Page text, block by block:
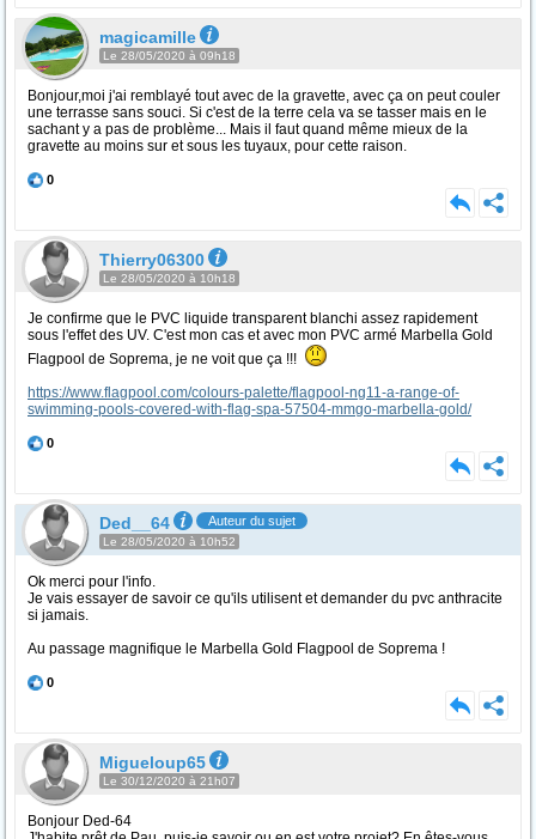
magicamille
Le 28/05/2020 à 09h18
Bonjour,moi j'ai remblayé tout avec de la gravette, avec ça on peut couler
une terrasse sans souci. Si c'est de la terre cela va se tasser mais en le
sachant y a pas de problème... Mais il faut quand même mieux de la
gravette au moins sur et sous les tuyaux, pour cette raison.
0
Thierry06300
Le 28/05/2020 à 10h18
Je confirme que le PVC liquide transparent blanchi assez rapidement
sous l'effet des UV. C'est mon cas et avec mon PVC armé Marbella Gold
Flagpool de Soprema, je ne voit que ça !!!
https://www.flagpool.com/colours-palette/flagpool-ng11-a-range-of-
swimming-pools-covered-with-flag-spa-57504-mmgo-marbella-gold/
0
Ded__64 Auteur du sujet
Le 28/05/2020 à 10h52
Ok merci pour l'info.
Je vais essayer de savoir ce qu'ils utilisent et demander du pvc anthracite
si jamais.
Au passage magnifique le Marbella Gold Flagpool de Soprema !
0
Migueloup65
Le 30/12/2020 à 21h07
Bonjour Ded-64